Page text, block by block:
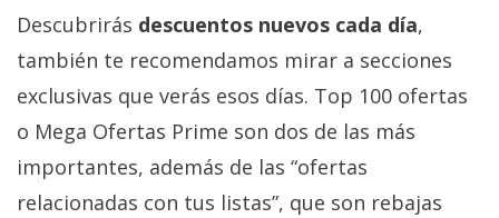
El Grupo
Informático
(CC) 2006-
2026.Algunos
derechos
Descubrirás descuentos nuevos cada día,
también te recomendamos mirar a secciones
exclusivas que verás esos días. Top 100 ofertas
o Mega Ofertas Prime son dos de las más
importantes, además de las “ofertas
relacionadas con tus listas”, que son rebajas